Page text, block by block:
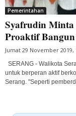
Pemerintahan
Syafrudin
Proaktif
Jumat 29 November 2019,
SERANG - Walikota
untuk berperan aktif
Serang. "Seperti